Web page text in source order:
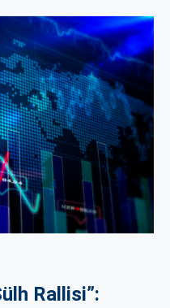
Rallisi”: